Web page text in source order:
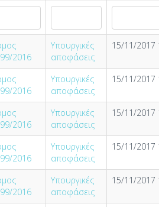
2016
Υπουργικές
αποφάσεις
15/11/2017
2016
Υπουργικές
αποφάσεις
15/11/2017
2016
Υπουργικές
αποφάσεις
15/11/2017
2016
Υπουργικές
αποφάσεις
15/11/2017
2016
Υπουργικές
αποφάσεις
15/11/2017